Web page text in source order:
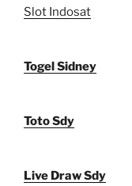
Slot Indosat
Togel Sidney
Toto Sdy
Live Draw Sdy